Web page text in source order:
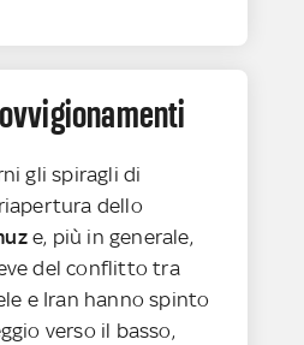
gli spiragli di
dello
e, più in generale,
del conflitto tra
e Iran hanno spinto
verso il basso,